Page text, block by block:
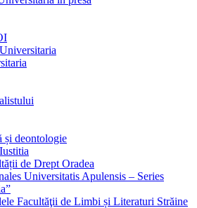
și deontologie
de Drept Oradea
Universitatis Apulensis – Series
Facultăţii de Limbi și Literaturi Străine